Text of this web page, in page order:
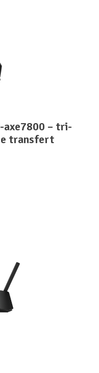
transfert